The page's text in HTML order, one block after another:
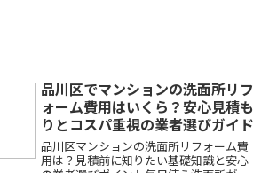
品川区でマンションの洗面所リフ
ォーム費用はいくら？安心見積も
りとコスパ重視の業者選びガイド
品川区マンションの洗面所リフォーム費
用は？見積前に知りたい基礎知識と安心